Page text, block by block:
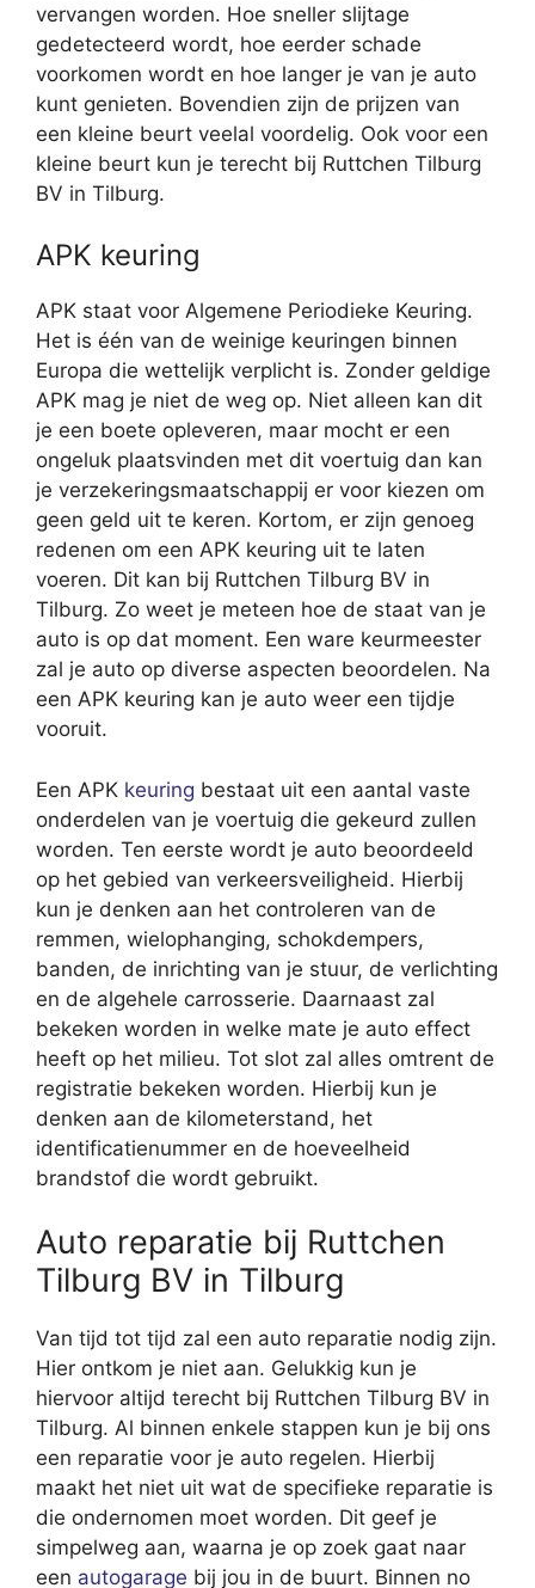
vervangen worden. Hoe sneller slijtage
gedetecteerd wordt, hoe eerder schade
voorkomen wordt en hoe langer je van je auto
kunt genieten. Bovendien zijn de prijzen van
een kleine beurt veelal voordelig. Ook voor een
kleine beurt kun je terecht bij Ruttchen Tilburg
BV in Tilburg.
APK keuring
APK staat voor Algemene Periodieke Keuring.
Het is één van de weinige keuringen binnen
Europa die wettelijk verplicht is. Zonder geldige
APK mag je niet de weg op. Niet alleen kan dit
je een boete opleveren, maar mocht er een
ongeluk plaatsvinden met dit voertuig dan kan
je verzekeringsmaatschappij er voor kiezen om
geen geld uit te keren. Kortom, er zijn genoeg
redenen om een APK keuring uit te laten
voeren. Dit kan bij Ruttchen Tilburg BV in
Tilburg. Zo weet je meteen hoe de staat van je
auto is op dat moment. Een ware keurmeester
zal je auto op diverse aspecten beoordelen. Na
een APK keuring kan je auto weer een tijdje
vooruit.
Een APK keuring bestaat uit een aantal vaste
onderdelen van je voertuig die gekeurd zullen
worden. Ten eerste wordt je auto beoordeeld
op het gebied van verkeersveiligheid. Hierbij
kun je denken aan het controleren van de
remmen, wielophanging, schokdempers,
banden, de inrichting van je stuur, de verlichting
en de algehele carrosserie. Daarnaast zal
bekeken worden in welke mate je auto effect
heeft op het milieu. Tot slot zal alles omtrent de
registratie bekeken worden. Hierbij kun je
denken aan de kilometerstand, het
identificatienummer en de hoeveelheid
brandstof die wordt gebruikt.
Auto reparatie bij Ruttchen
Tilburg BV in Tilburg
Van tijd tot tijd zal een auto reparatie nodig zijn.
Hier ontkom je niet aan. Gelukkig kun je
hiervoor altijd terecht bij Ruttchen Tilburg BV in
Tilburg. Al binnen enkele stappen kun je bij ons
een reparatie voor je auto regelen. Hierbij
maakt het niet uit wat de specifieke reparatie is
die ondernomen moet worden. Dit geef je
simpelweg aan, waarna je op zoek gaat naar
een autogarage bij jou in de buurt. Binnen no